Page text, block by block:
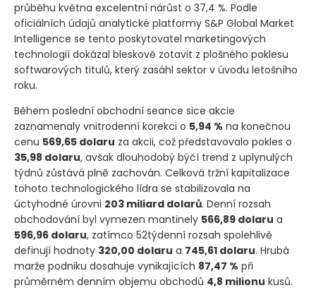
průběhu května excelentní nárůst o 37,4 %. Podle
oficiálních údajů analytické platformy S&P Global Market
Intelligence se tento poskytovatel marketingových
technologií dokázal bleskově zotavit z plošného poklesu
softwarových titulů, který zasáhl sektor v úvodu letošního
roku.
Během poslední obchodní seance sice akcie
zaznamenaly vnitrodenní korekci o 5,94 % na konečnou
cenu 569,65 dolaru za akcii, což představovalo pokles o
35,98 dolaru, avšak dlouhodobý býčí trend z uplynulých
týdnů zůstává plně zachován. Celková tržní kapitalizace
tohoto technologického lídra se stabilizovala na
úctyhodné úrovni 203 miliard dolarů. Denní rozsah
obchodování byl vymezen mantinely 566,89 dolaru a
596,96 dolaru, zatímco 52týdenní rozsah spolehlivě
definují hodnoty 320,00 dolaru a 745,61 dolaru. Hrubá
marže podniku dosahuje vynikajících 87,47 % při
průměrném denním objemu obchodů 4,8 milionu kusů.